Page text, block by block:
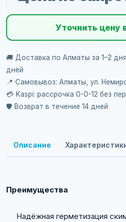
Уточнить цену
🚚 Доставка по Алматы за 1–2
дней
📍 Самовывоз: Алматы, ул.
💳 Kaspi: рассрочка 0-0-12 без
🛡️ Возврат в течение 14 дней
Описание
Преимущества
Надёжная герметизация